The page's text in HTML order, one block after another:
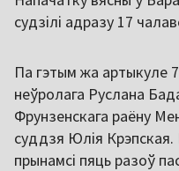
судзілі адразу 17
Па гэтым жа артыкуле
неўролага Руслана
Фрунзенскага раёну
суддзя Юлія Крэпская.
прынамсі пяць разоў